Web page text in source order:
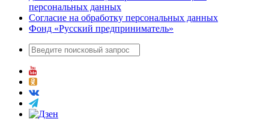
персональных данных
Согласие на обработку персональных данных
Фонд «Русский предприниматель»